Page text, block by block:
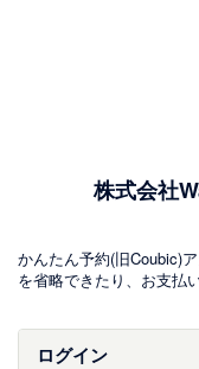
株式会社
かんたん予約(旧Coubic)
を省略できたり、お支払
ログイン